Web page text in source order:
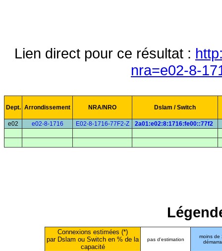
Lien direct pour ce résultat :
nra=e02-8-
Dept. Arrondissement NRA/NRO Dslam / Switch
e02 e02-8-1716 E02-8-1716-77F2-Z 2a01:e02:8:1716:fe00::77f2
Connexions estimées (*)
par Dslam ou Switch en % de la
capacité
pas d'estimation
moins de